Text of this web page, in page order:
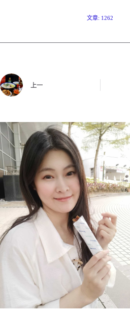
文章: 1262
上一